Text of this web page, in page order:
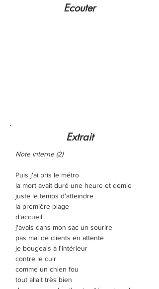
Ecouter
Extrait
Note interne (2)
Puis j'ai pris le métro
la mort avait duré une heure et demie
juste le temps d'atteindre
la première plage
d'accueil
j'avais dans mon sac un sourire
pas mal de clients en attente
je bougeais à l'intérieur
contre le cuir
comme un chien fou
tout allait très bien